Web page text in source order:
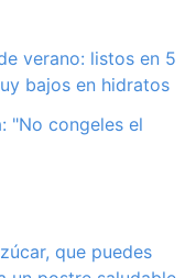
verano: listos en 5
bajos en hidratos
"No congeles el
que puedes